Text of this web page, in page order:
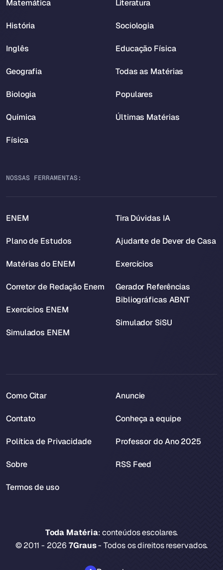
Matemática
História
Inglês
Geografia
Biologia
Química
Física
Literatura
Sociologia
Educação Física
Todas as Matérias
Populares
Últimas Matérias
NOSSAS FERRAMENTAS:
ENEM
Plano de Estudos
Matérias do ENEM
Corretor de Redação Enem
Exercícios ENEM
Simulados ENEM
Tira Dúvidas IA
Ajudante de Dever de Casa
Exercícios
Gerador Referências
Bibliográficas ABNT
Simulador SiSU
Toda Matéria: conteúdos escolares.
© 2011 - 20267Graus- Todos os direitos reservados.
Como Citar
Contato
Política de Privacidade
Sobre
Termos de uso
Anuncie
Conheça a equipe
Professor do Ano 2025
RSS Feed